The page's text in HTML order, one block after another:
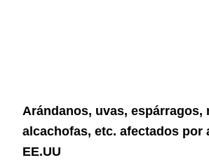
Arándanos, uvas, espárragos,
alcachofas, etc. afectados por
EE.UU